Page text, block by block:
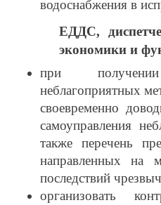
водоснабжения в
ЕДДС,
экономики и
при
неблагоприятных
своевременно
самоуправления
также перечень
направленных на
последствий
организовать